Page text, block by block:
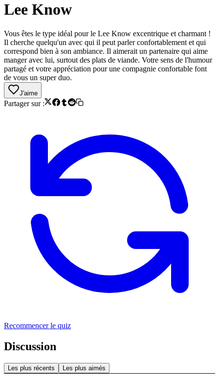
Lee Know
Vous êtes le type idéal pour le Lee Know excentrique et charmant !
Il cherche quelqu'un avec qui il peut parler confortablement et qui
correspond bien à son ambiance. Il aimerait un partenaire qui aime
manger avec lui, surtout des plats de viande. Votre sens de l'humour
partagé et votre appréciation pour une compagnie confortable font
de vous un super duo.
J'aime
Partager sur :
Recommencer le quiz
Discussion
Les plus récents Les plus aimés